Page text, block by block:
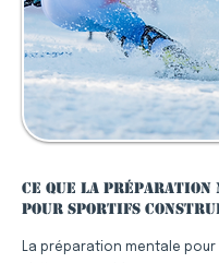
Ce que la préparation
pour sportifs
La préparation mentale